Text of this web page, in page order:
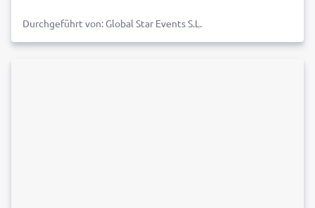
Durchgeführt von: Global Star Events S.L.